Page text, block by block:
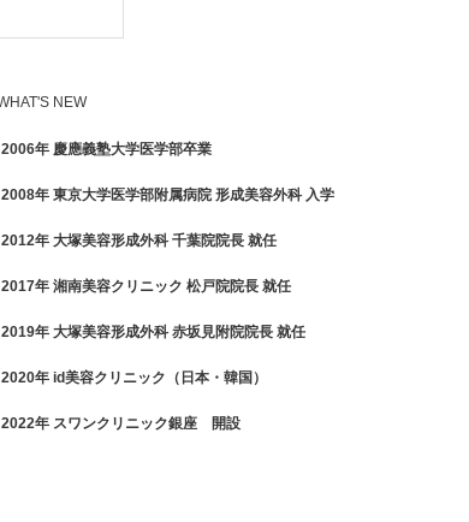
2006年 慶應義塾大学医学部卒業
2008年 東京大学医学部附属病院 形成美容外科 入学
2012年 大塚美容形成外科 千葉院院長 就任
2017年 湘南美容クリニック 松戸院院長 就任
2019年 大塚美容形成外科 赤坂見附院院長 就任
2020年 id美容クリニック（日本・韓国）
2022年 スワンクリニック銀座 開設